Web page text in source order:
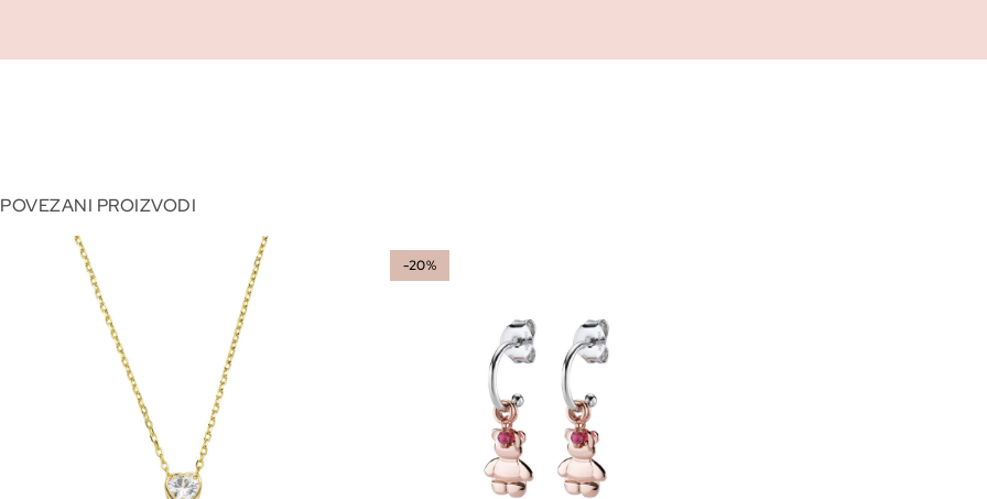
POVEZANI PROIZVODI
-20%